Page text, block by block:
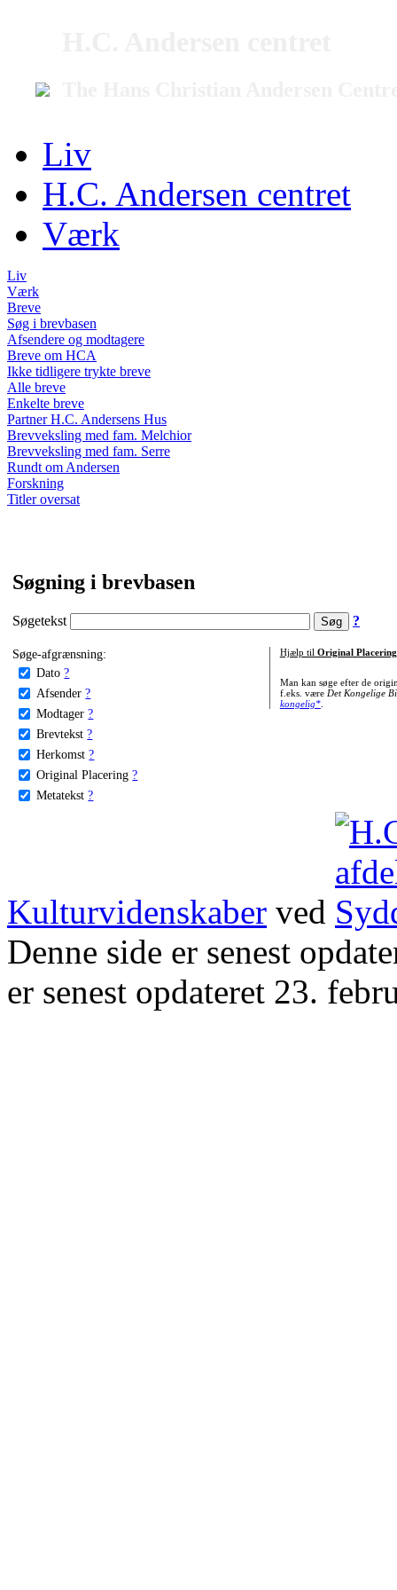
Liv
H.C. Andersen centret
Værk
Liv
Værk
Breve
Søg i brevbasen
Afsendere og modtagere
Breve om HCA
Ikke tidligere trykte breve
Alle breve
Enkelte breve
Partner H.C. Andersens Hus
Brevveksling med fam. Melchior
Brevveksling med fam. Serre
Rundt om Andersen
Forskning
Titler oversat
Søgning i brevbasen
Søgetekst ?
Søge-afgrænsning:
Dato ?
Afsender ?
Modtager ?
Brevtekst ?
Herkomst ?
Original Placering ?
Metatekst ?
Hjælp til Original Placering
Man kan søge efter de
f.eks. være Det Kongelige
kongelig*.
Kulturvidenskaber ved
Denne side er senest
er senest opdateret 23.